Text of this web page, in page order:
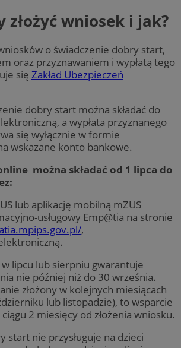
złożyć wniosek i jak?
o świadczenie dobry start,
oraz przyznawaniem i wypłatą tego
się Zakład Ubezpieczeń
dobry start można składać do
a wypłata przyznanego
się wyłącznie w formie
wskazane konto bankowe.
można składać od 1 lipca do
lub aplikację mobilną mZUS
usługowy Emp@tia na stronie
,
w lipcu lub sierpniu gwarantuje
nie później niż do 30 września.
złożony w kolejnych miesiącach
lub listopadzie), to wsparcie
2 miesięcy od złożenia wniosku.
start nie przysługuje na dzieci